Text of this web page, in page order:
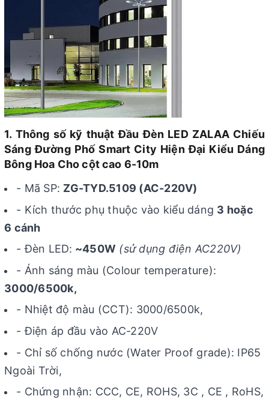
1. Thông số kỹ thuật Đầu Đèn LED ZALAA Chiếu
Sáng Đường Phố Smart City Hiện Đại Kiểu Dáng
Bông Hoa Cho cột cao 6-10m
- Mã SP: ZG-TYD.5109 (AC-220V)
- Kích thước phụ thuộc vào kiểu dáng 3 hoặc
6 cánh
- Đèn LED: ~450W (sử dụng điện AC220V)
- Ánh sáng màu (Colour temperature):
3000/6500k,
- Nhiệt độ màu (CCT): 3000/6500k,
- Điện áp đầu vào AC-220V
- Chỉ số chống nước (Water Proof grade): IP65
Ngoài Trời,
- Chứng nhận: CCC, CE, ROHS, 3C , CE , RoHS,